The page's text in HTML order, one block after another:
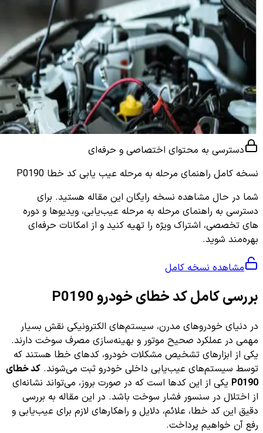
دسترسی به محتوای اختصاصی و حرفه‌ای
نسخه کامل راهنمای مرحله به مرحله عیب یابی کد خطا P0190
شما در حال مشاهده نسخه رایگان این مقاله هستید. برای
دسترسی به راهنمای مرحله به مرحله عیب‌یابی، ویدیوها و دوره
های تخصصی، اشتراک ویژه را تهیه کنید و از امکانات حرفه‌ای
بهره‌مند شوید.
مشاهده نسخه کامل
بررسی کامل کد خطای خودرو P0190
در دنیای خودروهای مدرن، سیستم‌های الکترونیکی نقش بسیار
مهمی در عملکرد صحیح موتور و بهینه‌سازی مصرف سوخت دارند.
یکی از ابزارهای تشخیص مشکلات خودرو، کدهای خطا هستند که
توسط سیستم‌های عیب‌یابی داخلی خودرو ثبت می‌شوند. کد خطای
P0190 یکی از این کدها است که در صورت بروز، می‌تواند نشانه‌ای
از اختلال در سنسور فشار سوخت باشد. در این مقاله به بررسی
دقیق این کد خطا، علائم، دلایل و راهکارهای لازم برای عیب‌یابی و
رفع آن خواهیم پرداخت.